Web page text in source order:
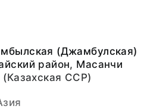
(Джамбулская)
район, Масанчи
(Казахская ССР)